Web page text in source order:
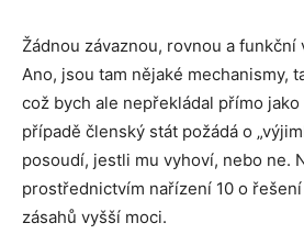
Žádnou závaznou, rovnou a funkční
Ano, jsou tam nějaké mechanismy,
což bych ale nepřekládal přímo
případě členský stát požádá o
posoudí, jestli mu vyhoví, nebo ne.
prostřednictvím nařízení 10 o
zásahů vyšší moci.